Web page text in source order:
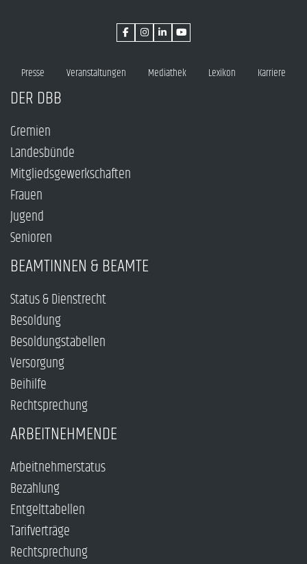
Presse Veranstaltungen Mediathek Lexikon Karriere
DER DBB
Gremien
Landesbünde
Mitgliedsgewerkschaften
Frauen
Jugend
Senioren
BEAMTINNEN & BEAMTE
Status & Dienstrecht
Besoldung
Besoldungstabellen
Versorgung
Beihilfe
Rechtsprechung
ARBEITNEHMENDE
Arbeitnehmerstatus
Bezahlung
Entgelttabellen
Tarifverträge
Rechtsprechung